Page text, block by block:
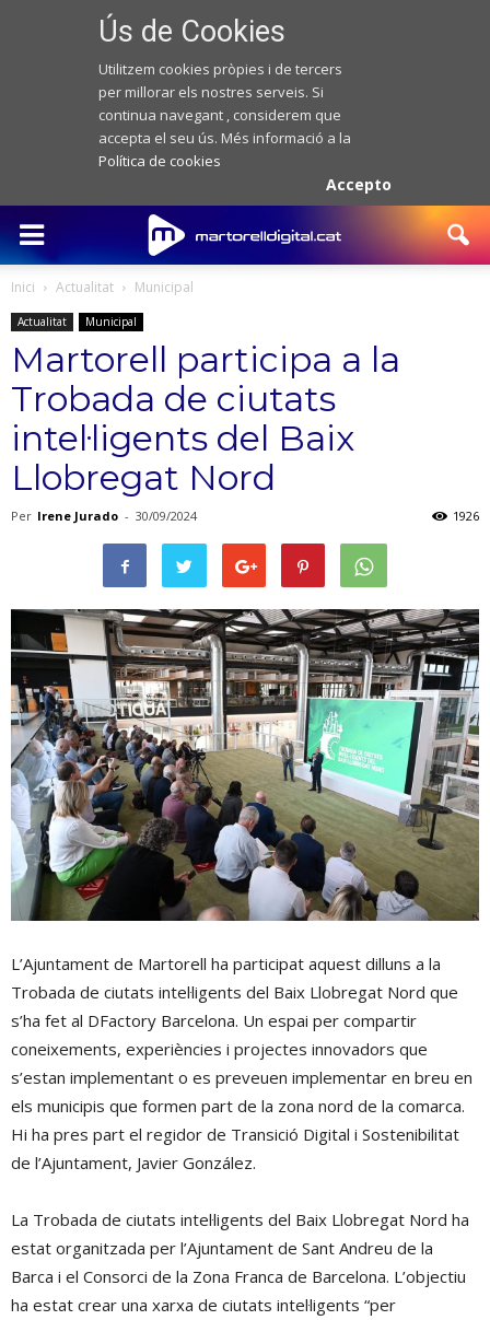
Ús de Cookies
Utilitzem cookies pròpies i de tercers
per millorar els nostres serveis. Si
continua navegant , considerem que
accepta el seu ús. Més informació a la
Política de cookies
Accepto
Inici Actualitat Municipal
Actualitat Municipal
Martorell participa a la
Trobada de ciutats
intel·ligents del Baix
Llobregat Nord
Per Irene Jurado - 30/09/2024 1926
L’Ajuntament de Martorell ha participat aquest dilluns a la
Trobada de ciutats intel·ligents del Baix Llobregat Nord que
s’ha fet al DFactory Barcelona. Un espai per compartir
coneixements, experiències i projectes innovadors que
s’estan implementant o es preveuen implementar en breu en
els municipis que formen part de la zona nord de la comarca.
Hi ha pres part el regidor de Transició Digital i Sostenibilitat
de l’Ajuntament, Javier González.
La Trobada de ciutats intel·ligents del Baix Llobregat Nord ha
estat organitzada per l’Ajuntament de Sant Andreu de la
Barca i el Consorci de la Zona Franca de Barcelona. L’objectiu
ha estat crear una xarxa de ciutats intel·ligents “per